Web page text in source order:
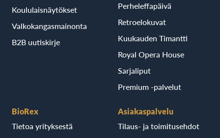
Koululaisnäytökset
Valkokangasmainonta
B2B uutiskirje
Perheleffapäivä
Retroelokuvat
Kuukauden Timantti
Royal Opera House
Sarjaliput
Premium -palvelut
BioRex
Tietoa yrityksestä
Asiakaspalvelu
Tilaus- ja toimitusehdot